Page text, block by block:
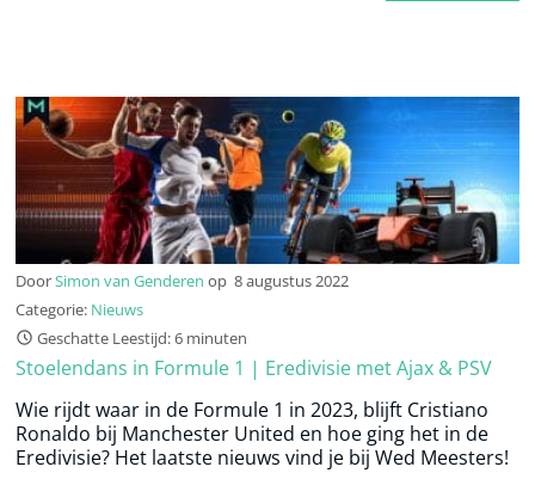
DoorSimon van Genderen op 8 augustus 2022
Categorie: Nieuws
Geschatte Leestijd: 6 minuten
Stoelendans in Formule 1 | Eredivisie met Ajax & PSV
Wie rijdt waar in de Formule 1 in 2023, blijft Cristiano
Ronaldo bij Manchester United en hoe ging het in de
Eredivisie? Het laatste nieuws vind je bij Wed Meesters!